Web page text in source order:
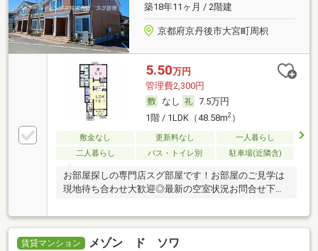
築18年11ヶ月 / 2階建
京都府京丹後市大宮町周枳
5.50万円
管理費2,300円
なし
7.5万円
1階 / 1LDK（48.58m2）
敷金なし 更新料なし
一人暮らし
二人暮らし
バス・トイレ別 駐車場(近隣含)
お部屋探しの専門店スグ部屋です！お部屋のご見学は
現地待ち合わせ大歓迎◎最新の空室状況お問合せ下さ
賃貸マンション メゾン ド ソワ